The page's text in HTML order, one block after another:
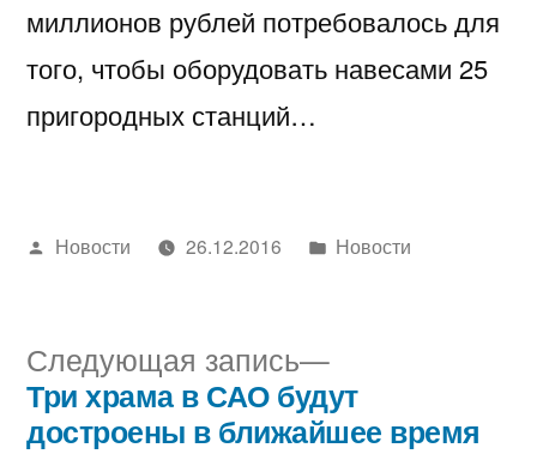
миллионов рублей потребовалось для
того, чтобы оборудовать навесами 25
пригородных станций…
Написано
Новости 26.12.2016
Написано
Новости
Навигация
Следующая запись
Следующая
запись:
Три храма в САО будут
достроены в ближайшее время